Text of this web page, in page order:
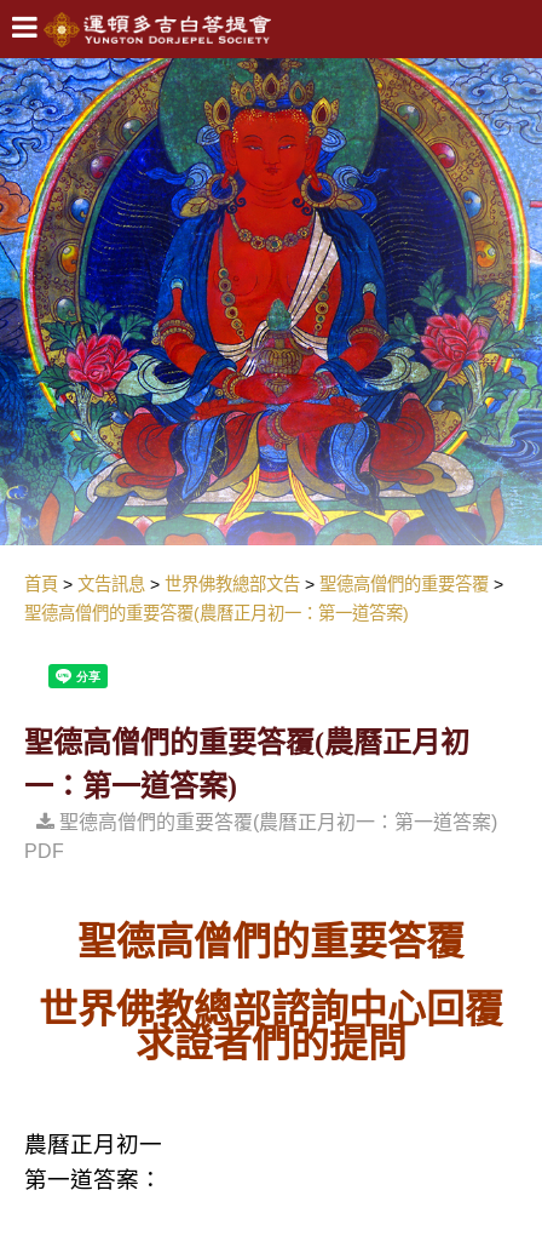
首頁 文告訊息 世界佛教總部文告
聖德高僧們的重要答覆
聖德高僧們的重要答覆(農曆正月初一：第一道答案)
聖德高僧們的重要答覆(農曆正月初
一：第一道答案)
聖德高僧們的重要答覆(農曆正月初一：第一道答案)
PDF
聖德高僧們的重要答覆
世界佛教總部諮詢中心回覆
求證者們的提問
農曆正月初一
第一道答案：